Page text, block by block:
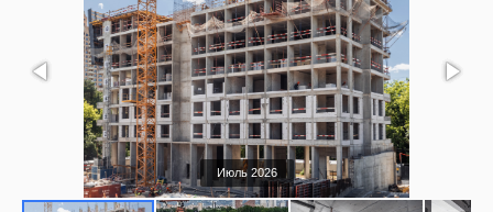
Июль 2026